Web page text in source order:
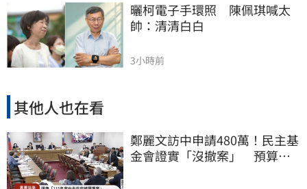
曬柯電子手環照　陳佩琪喊太
帥：清清白白
3小時前
其他人也在看
鄭麗文訪中申請480萬！民主基
金會證實「沒撤案」 預算被